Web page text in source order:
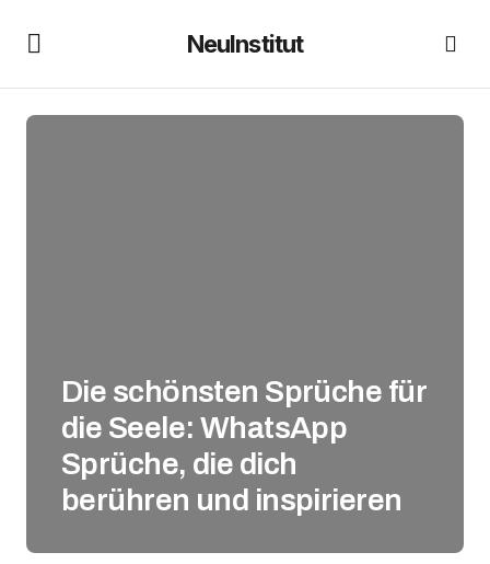
NeuInstitut
Die schönsten Sprüche für
die Seele: WhatsApp
Sprüche, die dich
berühren und inspirieren